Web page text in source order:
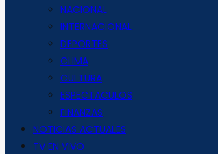
NACIONAL
INTERNACIONAL
DEPORTES
CLIMA
CULTURA
ESPECTACULOS
FINANZAS
NOTICIAS ACTUALES
TV EN VIVO